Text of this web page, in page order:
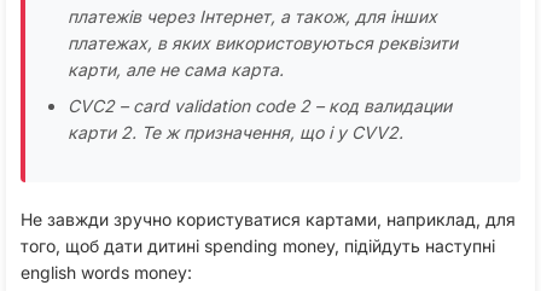
платежів через Інтернет, а також, для інших
платежах, в яких використовуються реквізити
карти, але не сама карта.
CVC2 – card validation code 2 – код валидации
карти 2. Те ж призначення, що і у CVV2.
Не завжди зручно користуватися картами, наприклад, для
того, щоб дати дитині spending money, підійдуть наступні
english words money: